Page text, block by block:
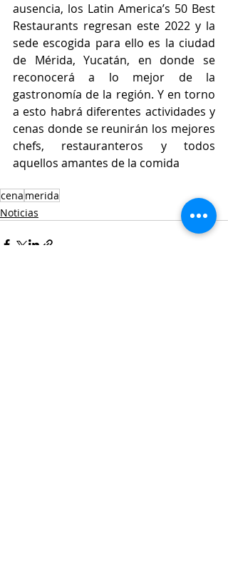
ausencia, los Latin America’s 50 Best
Restaurants regresan este 2022 y la
sede escogida para ello es la ciudad
de Mérida, Yucatán, en donde se
reconocerá a lo mejor de la
gastronomía de la región. Y en torno
a esto habrá diferentes actividades y
cenas donde se reunirán los mejores
chefs, restauranteros y todos
aquellos amantes de la comida
cena merida
Noticias